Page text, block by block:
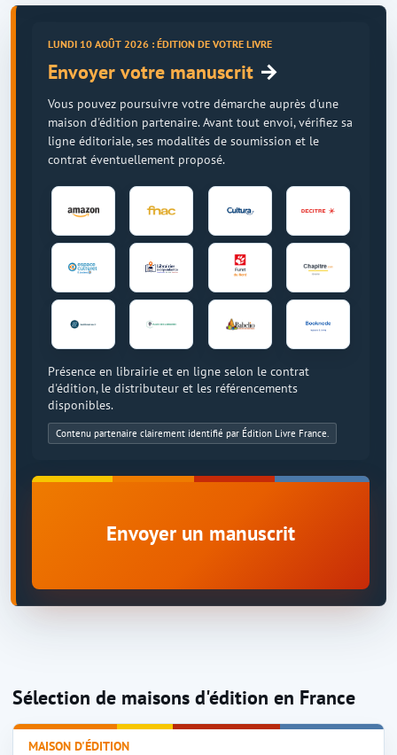
LUNDI 10 AOÛT 2026 : ÉDITION DE VOTRE LIVRE
Envoyer votre manuscrit →
Vous pouvez poursuivre votre démarche auprès d'une
maison d'édition partenaire. Avant tout envoi, vérifiez sa
ligne éditoriale, ses modalités de soumission et le
contrat éventuellement proposé.
Présence en librairie et en ligne selon le contrat
d'édition, le distributeur et les référencements
disponibles.
Contenu partenaire clairement identifié par Édition Livre France.
Envoyer un manuscrit
Sélection de maisons d'édition en France
MAISON D'ÉDITION